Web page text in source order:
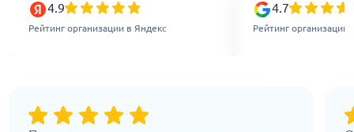
4.9
Рейтинг организации в Яндекс
4.7
Рейтинг организации